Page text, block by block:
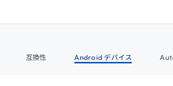
互換性 Android デバイス